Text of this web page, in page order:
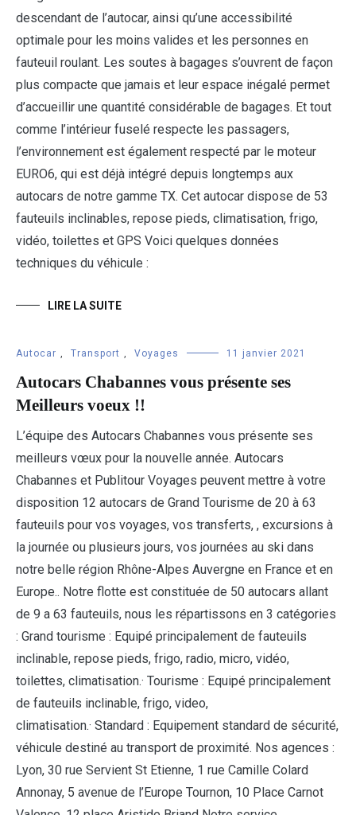
descendant de l’autocar, ainsi qu’une accessibilité
optimale pour les moins valides et les personnes en
fauteuil roulant. Les soutes à bagages s’ouvrent de façon
plus compacte que jamais et leur espace inégalé permet
d’accueillir une quantité considérable de bagages. Et tout
comme l’intérieur fuselé respecte les passagers,
l’environnement est également respecté par le moteur
EURO6, qui est déjà intégré depuis longtemps aux
autocars de notre gamme TX. Cet autocar dispose de 53
fauteuils inclinables, repose pieds, climatisation, frigo,
vidéo, toilettes et GPS Voici quelques données
techniques du véhicule :
LIRE LA SUITE
Autocar Transport Voyages 11 janvier 2021
Autocars Chabannes vous présente ses
Meilleurs voeux !!
L’équipe des Autocars Chabannes vous présente ses
meilleurs vœux pour la nouvelle année. Autocars
Chabannes et Publitour Voyages peuvent mettre à votre
disposition 12 autocars de Grand Tourisme de 20 à 63
fauteuils pour vos voyages, vos transferts, , excursions à
la journée ou plusieurs jours, vos journées au ski dans
notre belle région Rhône-Alpes Auvergne en France et en
Europe.. Notre flotte est constituée de 50 autocars allant
de 9 a 63 fauteuils, nous les répartissons en 3 catégories
: Grand tourisme : Equipé principalement de fauteuils
inclinable, repose pieds, frigo, radio, micro, vidéo,
toilettes, climatisation.· Tourisme : Equipé principalement
de fauteuils inclinable, frigo, video,
climatisation.· Standard : Equipement standard de sécurité,
véhicule destiné au transport de proximité. Nos agences :
Lyon, 30 rue Servient St Etienne, 1 rue Camille Colard
Annonay, 5 avenue de l’Europe Tournon, 10 Place Carnot